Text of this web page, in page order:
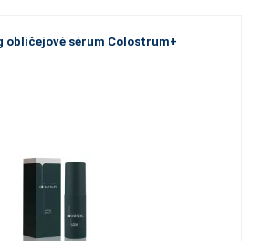
obličejové sérum Colostrum+